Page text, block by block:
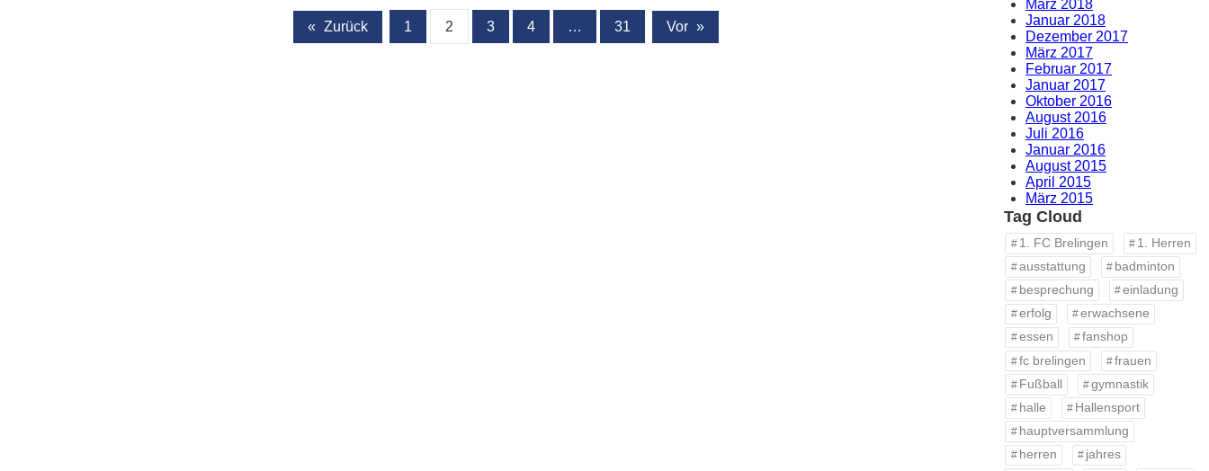
« Zurück 1 2 3 4 … 31 Vor »
März 2018
Januar 2018
Dezember 2017
März 2017
Februar 2017
Januar 2017
Oktober 2016
August 2016
Juli 2016
Januar 2016
August 2015
April 2015
März 2015
Tag Cloud
1. FC Brelingen
1. Herren
ausstattung
badminton
besprechung
einladung
erfolg
erwachsene
essen
fanshop
fc brelingen
frauen
Fußball
gymnastik
halle
Hallensport
hauptversammlung
herren
jahres